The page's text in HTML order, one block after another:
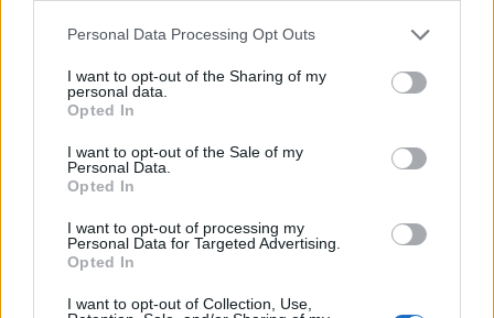
Personal Data Processing Opt Outs
I want to opt-out of the Sharing of my
personal data.
Opted In
I want to opt-out of the Sale of my
Personal Data.
Opted In
I want to opt-out of processing my
Personal Data for Targeted Advertising.
Opted In
I want to opt-out of Collection, Use,
Sieste après 65 ans : la
Ménopause et
problèmes urinaires : le
sous-vêtements à
Ménopause précoce : le
Popular Posts
Explorer les avancées technologiques pour aider les
personnes en perte d’autonomie